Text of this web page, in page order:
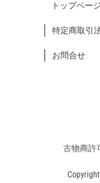
トップページ
特定商取引
お問合せ
古物商許